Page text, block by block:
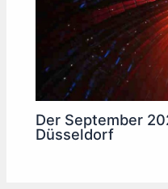
Der September
Düsseldorf